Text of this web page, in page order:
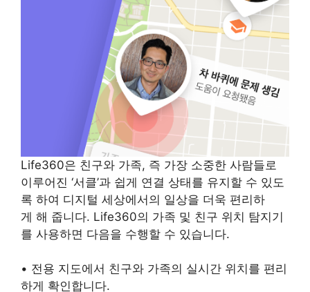
Life360은 친구와 가족, 즉 가장 소중한 사람들로
이루어진 ‘서클’과 쉽게 연결 상태를 유지할 수 있도
록 하여 디지털 세상에서의 일상을 더욱 편리하
게 해 줍니다. Life360의 가족 및 친구 위치 탐지기
를 사용하면 다음을 수행할 수 있습니다.
• 전용 지도에서 친구와 가족의 실시간 위치를 편리
하게 확인합니다.